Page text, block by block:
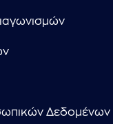
Δεδομένων